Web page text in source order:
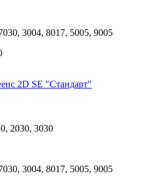
3004, 8017, 5005, 9005
2D SE "Стандарт"
2030, 3030
3004, 8017, 5005, 9005